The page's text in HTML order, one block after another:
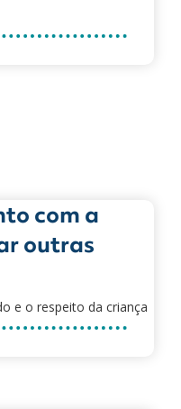
com a
outras
e o respeito da criança